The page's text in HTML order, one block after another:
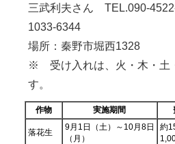
三武利夫さん TEL.090-
1033-6344
場所：秦野市堀西1328
※ 受け入れは、火・木・土
す。
作物 実施期間
落花生
9月1日（土）～10月8日
（月）
約